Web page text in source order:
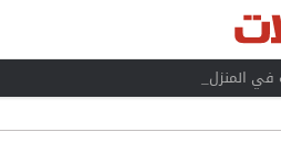
في المنزل